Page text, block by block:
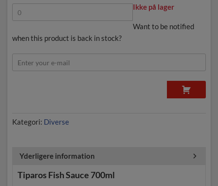
Ikke på lager
Want to be notified
when this product is back in stock?
NOTIFY ME
Kategori: Diverse
Yderligere information
Tiparos Fish Sauce 700ml